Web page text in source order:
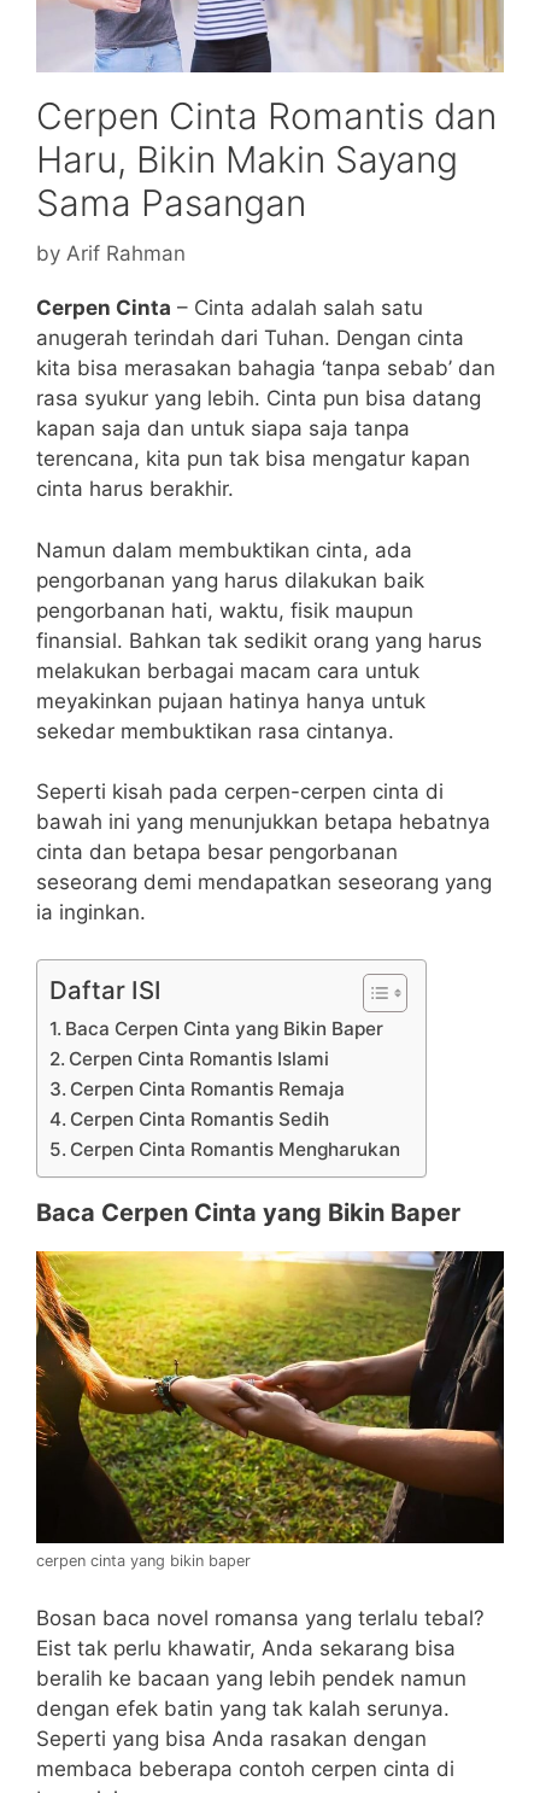
Cerpen Cinta Romantis dan
Haru, Bikin Makin Sayang
Sama Pasangan
by Arif Rahman
Cerpen Cinta – Cinta adalah salah satu
anugerah terindah dari Tuhan. Dengan cinta
kita bisa merasakan bahagia ‘tanpa sebab’ dan
rasa syukur yang lebih. Cinta pun bisa datang
kapan saja dan untuk siapa saja tanpa
terencana, kita pun tak bisa mengatur kapan
cinta harus berakhir.
Namun dalam membuktikan cinta, ada
pengorbanan yang harus dilakukan baik
pengorbanan hati, waktu, fisik maupun
finansial. Bahkan tak sedikit orang yang harus
melakukan berbagai macam cara untuk
meyakinkan pujaan hatinya hanya untuk
sekedar membuktikan rasa cintanya.
Seperti kisah pada cerpen-cerpen cinta di
bawah ini yang menunjukkan betapa hebatnya
cinta dan betapa besar pengorbanan
seseorang demi mendapatkan seseorang yang
ia inginkan.
Daftar ISI
Baca Cerpen Cinta yang Bikin Baper
Cerpen Cinta Romantis Islami
Cerpen Cinta Romantis Remaja
Cerpen Cinta Romantis Sedih
Cerpen Cinta Romantis Mengharukan
Baca Cerpen Cinta yang Bikin Baper
cerpen cinta yang bikin baper
Bosan baca novel romansa yang terlalu tebal?
Eist tak perlu khawatir, Anda sekarang bisa
beralih ke bacaan yang lebih pendek namun
dengan efek batin yang tak kalah serunya.
Seperti yang bisa Anda rasakan dengan
membaca beberapa contoh cerpen cinta di